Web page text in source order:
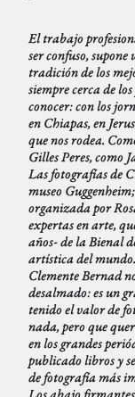
El trabajo
ser confuso,
tradición de los
siempre cerca de
conocer: con los
en Chiapas, en
que nos rodea.
Gilles Peres, como
Las fotografías de
museo
organizada por
expertas en arte,
años- de la Bienal
artística del mundo.
Clemente Bernad
desalmado: es un
tenido el valor de
nada, pero que
en los grandes
publicado libros y
de fotografía más